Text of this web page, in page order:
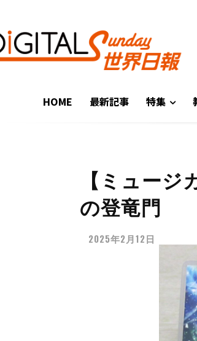
HOME 最新記事 特集
【ミュージ
の登竜門
2025年2月12日